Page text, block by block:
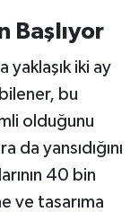
Başlıyor
yaklaşık iki ay
bu
olduğunu
yansıdığını
40 bin
ve tasarıma